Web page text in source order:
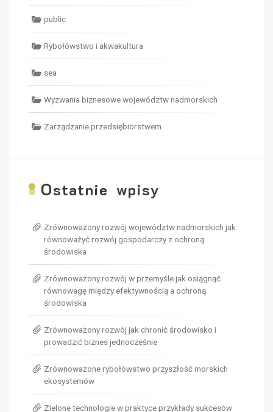
public
Rybołówstwo i akwakultura
sea
Wyzwania biznesowe województw nadmorskich
Zarządzanie przedsiębiorstwem
Ostatnie wpisy
Zrównoważony rozwój województw nadmorskich jak
równoważyć rozwój gospodarczy z ochroną
środowiska
Zrównoważony rozwój w przemyśle jak osiągnąć
równowagę między efektywnością a ochroną
środowiska
Zrównoważony rozwój jak chronić środowisko i
prowadzić biznes jednocześnie
Zrównoważone rybołówstwo przyszłość morskich
ekosystemów
Zielone technologie w praktyce przykłady sukcesów